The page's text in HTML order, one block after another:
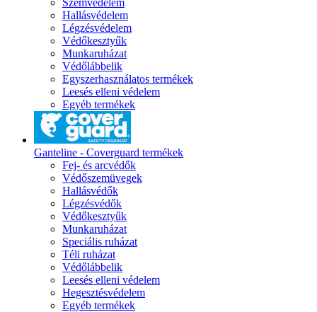
Szemvédelem
Hallásvédelem
Légzésvédelem
Védőkesztyűk
Munkaruházat
Védőlábbelik
Egyszerhasználatos termékek
Leesés elleni védelem
Egyéb termékek
Ganteline - Coverguard termékek
Fej- és arcvédők
Védőszemüvegek
Hallásvédők
Légzésvédők
Védőkesztyűk
Munkaruházat
Speciális ruházat
Téli ruházat
Védőlábbelik
Leesés elleni védelem
Hegesztésvédelem
Egyéb termékek